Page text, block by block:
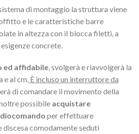
di montaggio la struttura viene
e le caratteristiche barre
in altezza con il blocca filetti, a
concrete.
ed affidabile , svolgerà e riavvolgerà la
e al cm. È incluso un interruttore da
di comandare il movimento della
possibile acquistare
per effettuare
discesa comodamente seduti